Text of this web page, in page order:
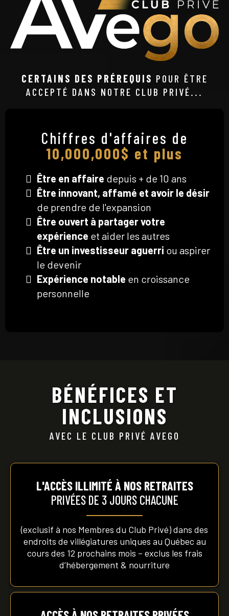
CERTAINS DES PRÉREQUIS POUR ÊTRE
ACCEPTÉ DANS NOTRE CLUB PRIVÉ...
Chiffres d'affaires de
10,000,000$ et plus
Être en affaire depuis + de 10 ans
​Être innovant, affamé et avoir le désir
de prendre de l'expansion
Être ouvert à partager votre
expérience et aider les autres
Être un investisseur aguerri ou aspirer
le devenir
Expérience notable en croissance
personnelle
BÉNÉFICES ET
INCLUSIONS
AVEC LE CLUB PRIVÉ AVEGO
L'ACCÈS ILLIMITÉ À NOS RETRAITES
PRIVÉES DE 3 JOURS CHACUNE
(exclusif à nos Membres du Club Privé) dans des
endroits de villégiatures uniques au Québec au
cours des 12 prochains mois – exclus les frais
d’hébergement & nourriture